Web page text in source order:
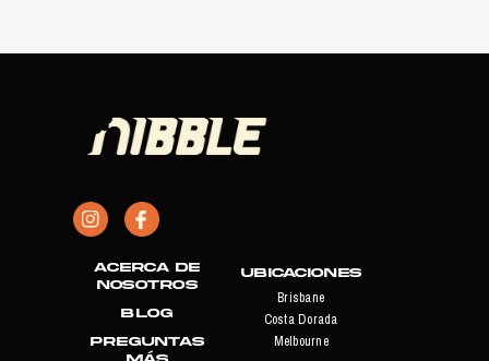
Acerca de
nosotros
Blog
PREGUNTAS
Ubicaciones
Brisbane
Costa Dorada
Melbourne